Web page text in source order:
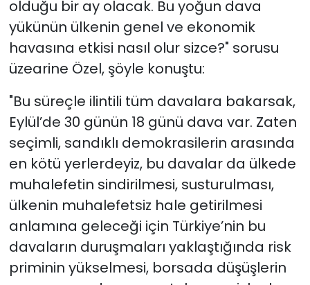
olduğu bir ay olacak. Bu yoğun dava
yükünün ülkenin genel ve ekonomik
havasına etkisi nasıl olur sizce?" sorusu
üzearine Özel, şöyle konuştu:
"Bu süreçle ilintili tüm davalara bakarsak,
Eylül’de 30 günün 18 günü dava var. Zaten
seçimli, sandıklı demokrasilerin arasında
en kötü yerlerdeyiz, bu davalar da ülkede
muhalefetin sindirilmesi, susturulması,
ülkenin muhalefetsiz hale getirilmesi
anlamına geleceği için Türkiye’nin bu
davaların duruşmaları yaklaştığında risk
priminin yükselmesi, borsada düşüşlerin